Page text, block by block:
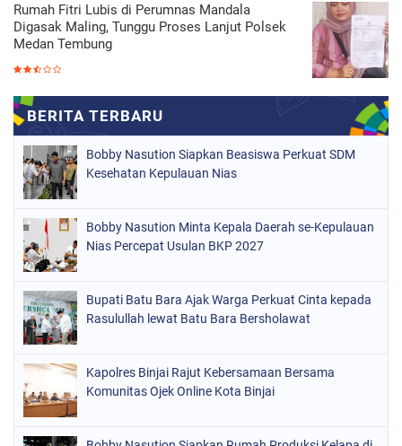
Rumah Fitri Lubis di Perumnas Mandala
Digasak Maling, Tunggu Proses Lanjut Polsek
Medan Tembung
Bobby Nasution Siapkan Beasiswa Perkuat SDM
Kesehatan Kepulauan Nias
Bobby Nasution Minta Kepala Daerah se-Kepulauan
Nias Percepat Usulan BKP 2027
Bupati Batu Bara Ajak Warga Perkuat Cinta kepada
Rasulullah lewat Batu Bara Bersholawat
Kapolres Binjai Rajut Kebersamaan Bersama
Komunitas Ojek Online Kota Binjai